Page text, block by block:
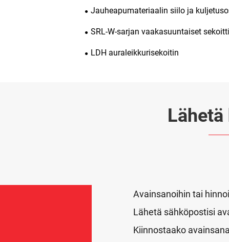
Jauheapumateriaalin siilo ja
SRL-W-sarjan vaakasuuntaiset
LDH auraleikkurisekoitin
Avainsanoihin tai
Lähetä sähköpostisi
Kiinnostaako